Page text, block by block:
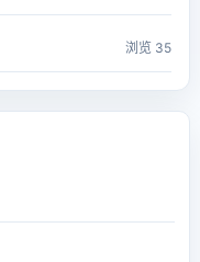
浏览 35